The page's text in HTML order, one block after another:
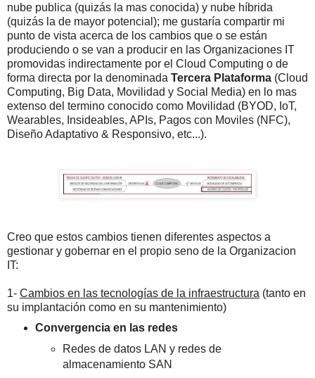
nube publica (quizás la mas conocida) y nube híbrida
(quizás la de mayor potencial); me gustaría compartir mi
punto de vista acerca de los cambios que o se están
produciendo o se van a producir en las Organizaciones IT
promovidas indirectamente por el Cloud Computing o de
forma directa por la denominada Tercera Plataforma (Cloud
Computing, Big Data, Movilidad y Social Media) en lo mas
extenso del termino conocido como Movilidad (BYOD, IoT,
Wearables, Insideables, APIs, Pagos con Moviles (NFC),
Diseño Adaptativo & Responsivo, etc...).
Creo que estos cambios tienen diferentes aspectos a
gestionar y gobernar en el propio seno de la Organizacion
IT:
1- Cambios en las tecnologías de la infraestructura (tanto en
su implantación como en su mantenimiento)
Convergencia en las redes
Redes de datos LAN y redes de
almacenamiento SAN